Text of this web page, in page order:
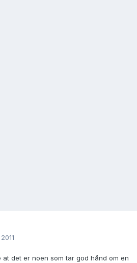
det er noen som tar god hånd om en